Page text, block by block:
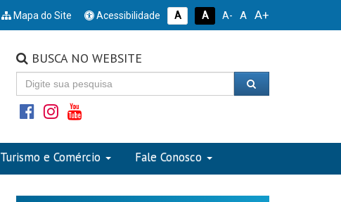
Mapa do Site Acessibilidade A A A- A A+
BUSCA NO WEBSITE
Turismo e Comércio Fale Conosco